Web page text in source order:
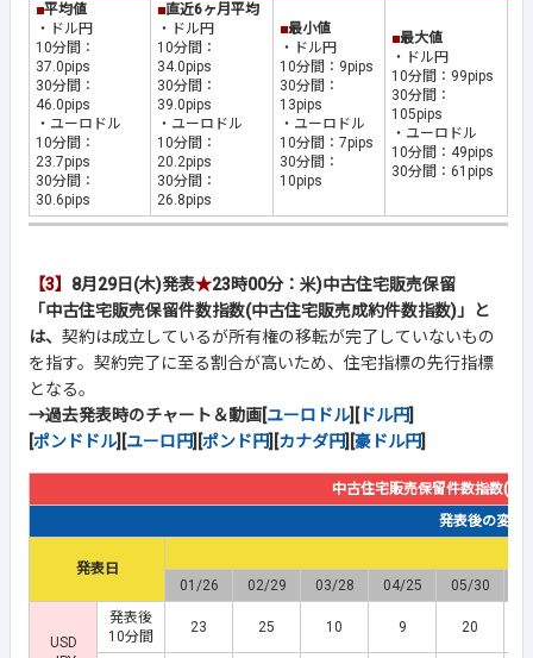
■平均値
・ドル円
10分間：
37.0pips
30分間：
46.0pips
・ユーロドル
10分間：
23.7pips
30分間：
30.6pips
■直近6ヶ月平均
・ドル円
10分間：
34.0pips
30分間：
39.0pips
・ユーロドル
10分間：
20.2pips
30分間：
26.8pips
■最小値
・ドル円
10分間：9pips
30分間：
13pips
・ユーロドル
10分間：7pips
30分間：
10pips
■最大値
・ドル円
10分間：99pips
30分間：
105pips
・ユーロドル
10分間：49pips
30分間：61pips
【3】 8月29日(木)発表★23時00分：米)中古住宅販売保留
「中古住宅販売保留件数指数(中古住宅販売成約件数指数)」と
は、 契約は成立しているが所有権の移転が完了していないもの
を指す。契約完了に至る割合が高いため、住宅指標の先行指標
となる。
→過去発表時のチャート＆動画[ユーロドル][ ドル円]
[ポンドドル][ユーロ円][ポンド円][カナダ円][豪ドル円]
中古住宅販売保留件数指数(中
発表後の変動
発表日
01/26
02/29 03/28 04/25 05/30
USD
発表後
10分間
23 25 10 9 20